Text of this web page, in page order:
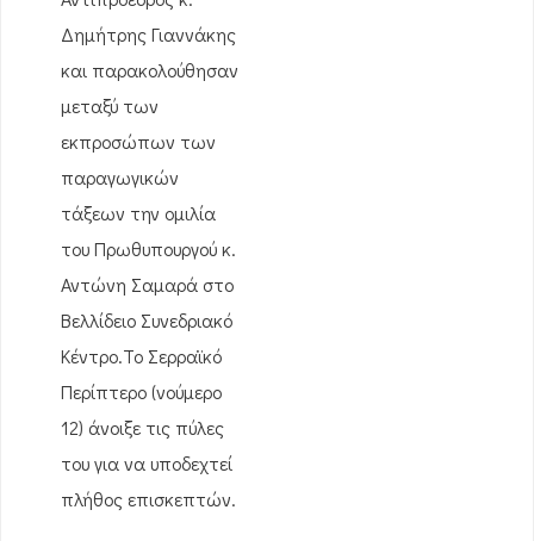
Δημήτρης Γιαννάκης
και παρακολούθησαν
μεταξύ των
εκπροσώπων των
παραγωγικών
τάξεων την ομιλία
του Πρωθυπουργού κ.
Αντώνη Σαμαρά στο
Βελλίδειο Συνεδριακό
Κέντρο.Το Σερραϊκό
Περίπτερο (νούμερο
12) άνοιξε τις πύλες
του για να υποδεχτεί
πλήθος επισκεπτών.